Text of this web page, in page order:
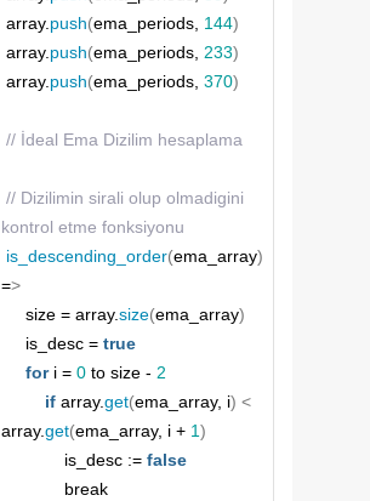
array.push(ema_periods, 144)
array.push(ema_periods, 233)
array.push(ema_periods, 370)
// İdeal Ema Dizilim hesaplama
// Dizilimin sirali olup olmadigini
kontrol etme fonksiyonu
is_descending_order(ema_array)
=>
    size = array.
size(ema_array)
    is_desc =
true
for i = 0 to size - 2
if array.get(ema_array, i) <
array.get(ema_array, i + 1)
            is_desc :=
false
            break